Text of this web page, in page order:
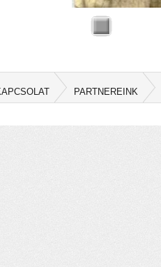
PARTNEREINK